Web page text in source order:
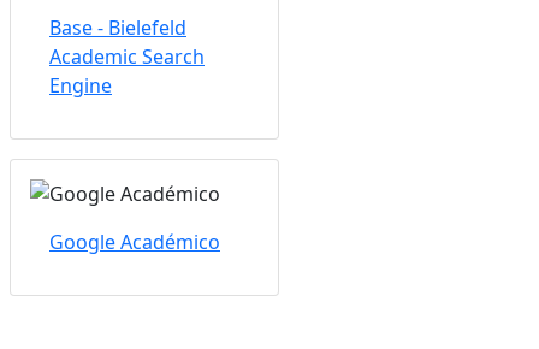
Base - Bielefeld
Academic Search
Engine
Google Académico